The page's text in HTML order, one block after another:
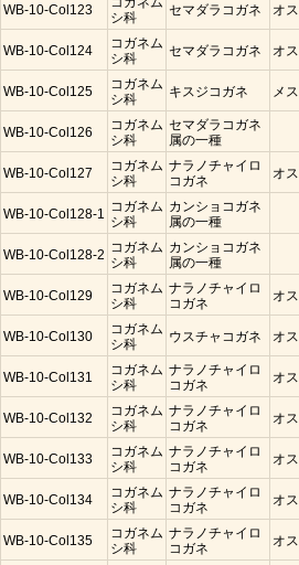
WB-10-Col123
シ科
セマダラコガネ オス
WB-10-Col124
コガネム
シ科
セマダラコガネ オス
WB-10-Col125
コガネム
シ科
キスジコガネ メス
WB-10-Col126
コガネム
シ科
セマダラコガネ
属の一種
WB-10-Col127
コガネム
シ科
ナラノチャイロ
コガネ
オス
WB-10-Col128-1 コガネム
シ科
カンショコガネ
属の一種
WB-10-Col128-2 コガネム
シ科
カンショコガネ
属の一種
WB-10-Col129
コガネム
シ科
ナラノチャイロ
コガネ
オス
WB-10-Col130
コガネム
シ科
ウスチャコガネ オス
WB-10-Col131
コガネム
シ科
ナラノチャイロ
コガネ
オス
WB-10-Col132
コガネム
シ科
ナラノチャイロ
コガネ
オス
WB-10-Col133
コガネム
シ科
ナラノチャイロ
コガネ
オス
WB-10-Col134
コガネム
シ科
ナラノチャイロ
コガネ
オス
WB-10-Col135
コガネム
シ科
ナラノチャイロ
コガネ
オス